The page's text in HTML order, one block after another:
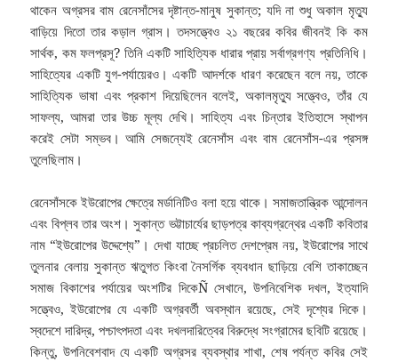
থাকেন অগ্রসর বাম রেনেসাঁসের দৃষ্টান্ত-মানুষ সুকান্ত; যদি না শুধু অকাল মৃত্যু
বাড়িয়ে দিতো তার কড়াল গ্রাস। তদসত্ত্বেও ২১ বছরের কবির জীবনই কি কম
সার্থক, কম ফলপ্রসূ? তিনি একটি সাহিত্যিক ধারার প্রায় সর্বাগ্রগণ্য প্রতিনিধি।
সাহিত্যের একটি যুগ-পর্যায়েরও। একটি আদর্শকে ধারণ করেছেন বলে নয়, তাকে
সাহিত্যিক ভাষা এবং প্রকাশ দিয়েছিলেন বলেই, অকালমৃত্যু সত্ত্বেও, তাঁর যে
সাফল্য, আমরা তার উচ্চ মূল্য দেখি। সাহিত্য এবং চিন্তার ইতিহাসে স্থাপন
করেই সেটা সম্ভব। আমি সেজন্যেই রেনেসাঁস এবং বাম রেনেসাঁস-এর প্রসঙ্গ
তুলেছিলাম।
রেনেসাঁসকে ইউরোপের ক্ষেত্রে মর্ডানিটিও বলা হয়ে থাকে। সমাজতান্ত্রিক আন্দোলন
এবং বিপ্লব তার অংশ। সুকান্ত ভট্টাচার্যের ছাড়পত্র কাব্যগ্রন্থের একটি কবিতার
নাম “ইউরোপের উদ্দেশ্যে”। দেখা যাচ্ছে প্রচলিত দেশপ্রেম নয়, ইউরোপের সাথে
তুলনার বেলায় সুকান্ত ঋতুগত কিংবা নৈসর্গিক ব্যবধান ছাড়িয়ে বেশি তাকাচ্ছেন
সমাজ বিকাশের পর্যায়ের অংশটির দিকেÑ সেখানে, উপনিবেশিক দখল, ইত্যাদি
সত্ত্বেও, ইউরোপের যে একটি অগ্রবর্তী অবস্থান রয়েছে, সেই দৃশ্যের দিকে।
স্বদেশে দারিদ্র, পশ্চাৎপদতা এবং দখলদারিত্বের বিরুদ্ধে সংগ্রামের ছবিটি রয়েছে।
কিন্তু, উপনিবেশবাদ যে একটি অগ্রসর ব্যবস্থার শাখা, শেষ পর্যন্ত কবির সেই